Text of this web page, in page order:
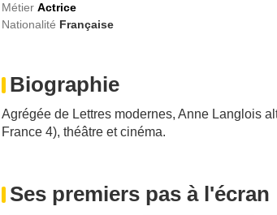
Métier Actrice
Nationalité Française
Biographie
Agrégée de Lettres modernes, Anne Langlois
France 4), théâtre et cinéma.
Ses premiers pas à l'écran